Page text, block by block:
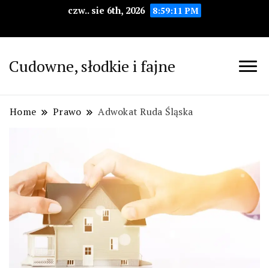
czw.. sie 6th, 2026 8:59:12 PM
Cudowne, słodkie i fajne
Home Prawo Adwokat Ruda Śląska